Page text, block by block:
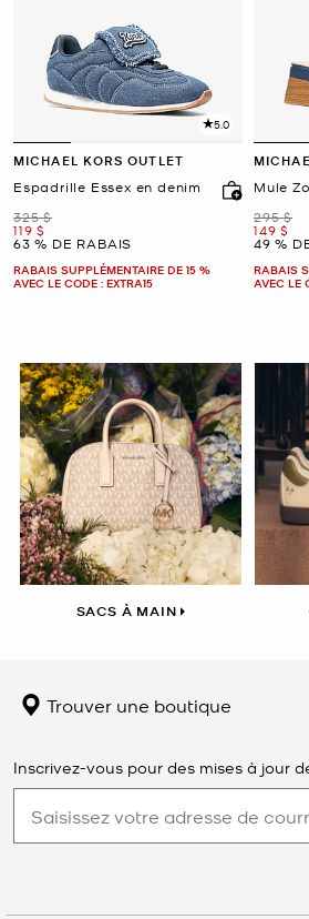
5.0
MICHAEL KORS OUTLET
Espadrille Essex en denim
était
325 $
maintenant
119 $
63 % DE RABAIS
RABAIS SUPPLÉMENTAIRE DE 15 %
AVEC LE CODE : EXTRA15
Mule
était
295 $
149 $
49 %
RABAIS
AVEC LE
SACS À MAIN
Trouver une boutique
Inscrivez-vous pour des mises à jour